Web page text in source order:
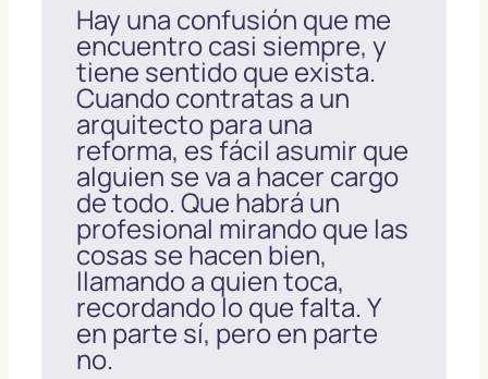
Hay una confusión que me
encuentro casi siempre, y
tiene sentido que exista.
Cuando contratas a un
arquitecto para una
reforma, es fácil asumir que
alguien se va a hacer cargo
de todo. Que habrá un
profesional mirando que las
cosas se hacen bien,
llamando a quien toca,
recordando lo que falta. Y
en parte sí, pero en parte
no.